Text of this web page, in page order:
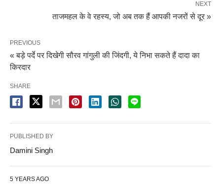
NEXT
ताजमहल के वे रहस्य, जो अब तक हैं आपकी नजरों से दूर »
PREVIOUS
« बड़े पर्दे पर दिखेगी सौरव गांगुली की जिंदगी, ये निभा सकते हैं दादा का
किरदार
SHARE
PUBLISHED BY
Damini Singh
5 YEARS AGO